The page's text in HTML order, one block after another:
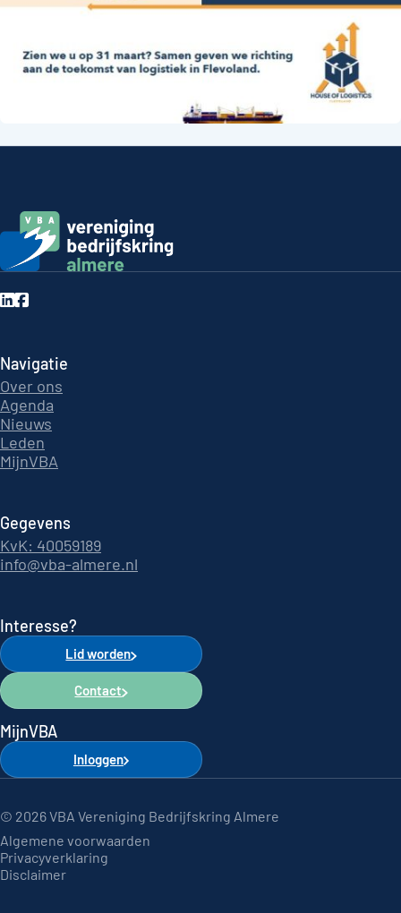
Navigatie
Over ons
Agenda
Nieuws
Leden
MijnVBA
Gegevens
KvK: 40059189
info@vba-almere.nl
Interesse?
Lid worden
Contact
MijnVBA
Inloggen
© 2026 VBA Vereniging Bedrijfskring Almere
Algemene voorwaarden
Privacyverklaring
Disclaimer